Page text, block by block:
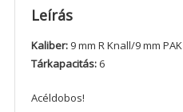
Leírás
Kaliber:9 mm R Knall/9 mm PAK
Tárkapacitás: 6
Acéldobos!